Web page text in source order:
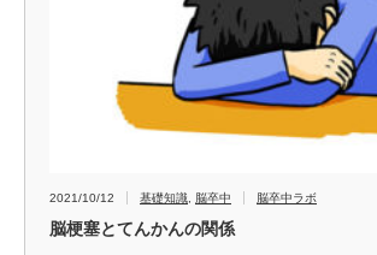
2021/10/12 基礎知識 脳卒中 脳卒中ラボ
脳梗塞とてんかんの関係